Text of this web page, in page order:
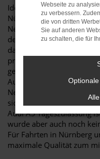
Ideen muss man haben!
Nürnberg ist eine clevere
Neuwagen zu fahren,
dem
dank eines Tricks, der in
praktiziert wird: eine Audi
genommen ein klassischer
Automobilhändler sind
Neufahrzeuge an die
sich durch das Zulassen
Audi A5 Tageszulassung
wurde aber auch noch
Für Fahrten in Nürnberg
maximale Qualität zum
Webseite zu
zu verbessern.
die von dritten
Sie auf anderen
zu schalten, die für